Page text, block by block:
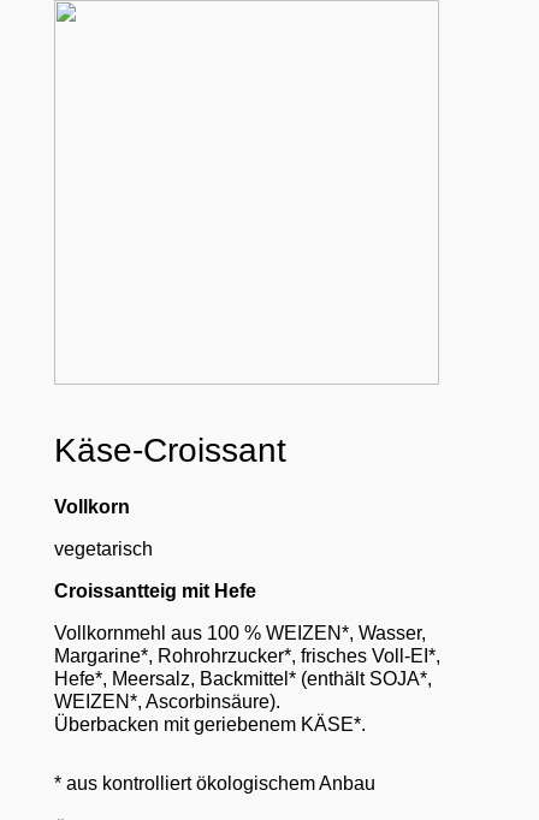
Käse-Croissant
Vollkorn
vegetarisch
Croissantteig mit Hefe
Vollkornmehl aus 100 % WEIZEN*, Wasser,
Margarine*, Rohrohrzucker*, frisches Voll-EI*,
Hefe*, Meersalz, Backmittel* (enthält SOJA*,
WEIZEN*, Ascorbinsäure).
Überbacken mit geriebenem KÄSE*.
* aus kontrolliert ökologischem Anbau